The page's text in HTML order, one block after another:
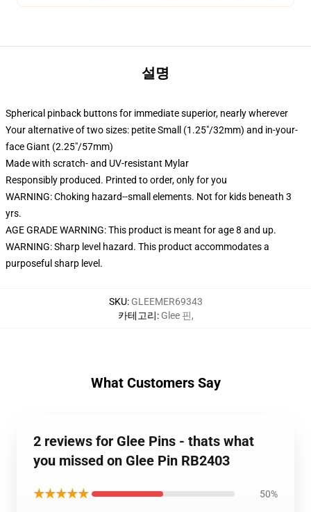
설명
Spherical pinback buttons for immediate superior, nearly wherever
Your alternative of two sizes: petite Small (1.25"/32mm) and in-your-
face Giant (2.25"/57mm)
Made with scratch- and UV-resistant Mylar
Responsibly produced. Printed to order, only for you
WARNING: Choking hazard--small elements. Not for kids beneath 3
yrs.
AGE GRADE WARNING: This product is meant for age 8 and up.
WARNING: Sharp level hazard. This product accommodates a
purposeful sharp level.
SKU: GLEEMER69343
카테고리: Glee 핀,
What Customers Say
2 reviews for Glee Pins - thats what
you missed on Glee Pin RB2403
★★★★★ 50%